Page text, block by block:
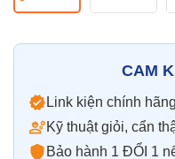
CAM
Link kiện chính hãng
Kỹ thuật giỏi, cẩn
Bảo hành 1 ĐỔI 1